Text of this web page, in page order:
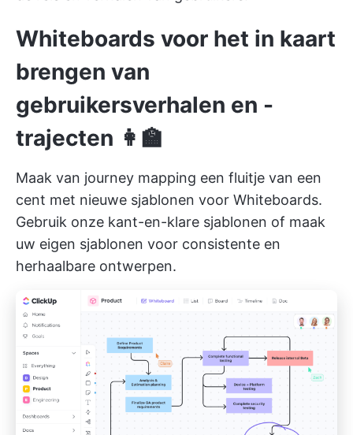
Whiteboards voor het in kaart
brengen van
gebruikersverhalen en -
trajecten 👩‍🏫
Maak van journey mapping een fluitje van een
cent met nieuwe sjablonen voor Whiteboards.
Gebruik onze kant-en-klare sjablonen of maak
uw eigen sjablonen voor consistente en
herhaalbare ontwerpen.